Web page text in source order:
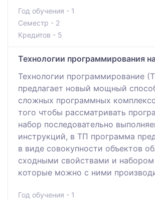
Год обучения - 1
Семестр - 2
Кредитов - 5
Технологии программирования
Технологии программирование
предлагает новый мощный
сложных программных
того чтобы рассматривать
набор последовательно
инструкций, в ТП программа
в виде совокупности объектов
сходными свойствами и набором
которые можно с ними
Год обучения - 1